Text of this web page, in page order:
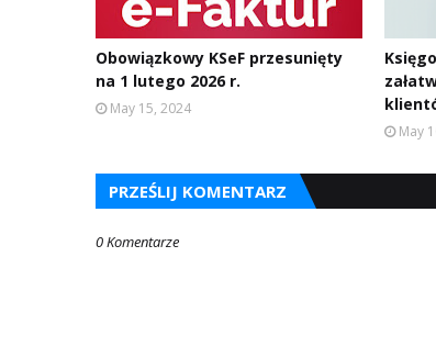
Obowiązkowy KSeF przesunięty
na 1 lutego 2026 r.
May 15, 2024
May
PRZEŚLIJ KOMENTARZ
0 Komentarze